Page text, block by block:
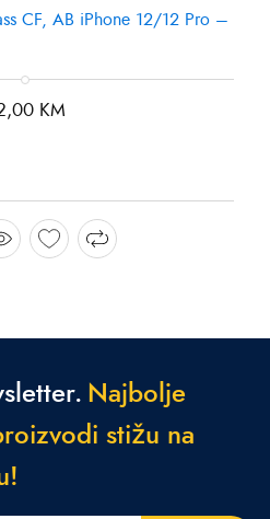
CF, AB iPhone 12/12 Pro –
KM
Naj bo je
roizvod i stižu na
!